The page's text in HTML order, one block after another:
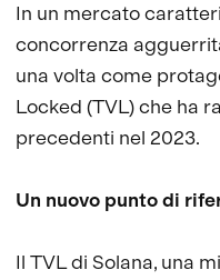
In un mercato
concorrenza
una volta come
Locked (TVL) che ha
precedenti nel 2023.
Un nuovo punto di
Il TVL di Solana, una